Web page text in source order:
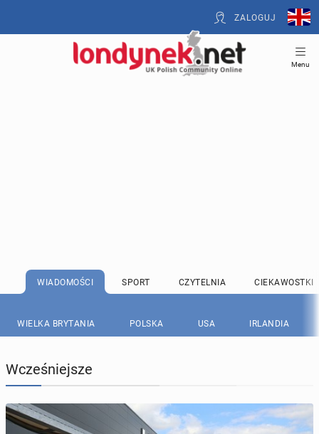
ZALOGUJ
Menu
WIADOMOŚCI SPORT CZYTELNIA CIEKAWOSTKI
WIELKA BRYTANIA POLSKA USA IRLANDIA
Wcześniejsze